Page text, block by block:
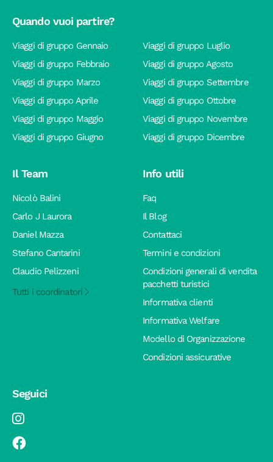
Quando vuoi partire?
Viaggi di gruppo Gennaio
Viaggi di gruppo Febbraio
Viaggi di gruppo Marzo
Viaggi di gruppo Aprile
Viaggi di gruppo Maggio
Viaggi di gruppo Giugno
Viaggi di gruppo Luglio
Viaggi di gruppo Agosto
Viaggi di gruppo Settembre
Viaggi di gruppo Ottobre
Viaggi di gruppo Novembre
Viaggi di gruppo Dicembre
Il Team
Nicolò Balini
Carlo J Laurora
Daniel Mazza
Stefano Cantarini
Claudio Pelizzeni
Tutti i coordinatori
Info utili
Faq
Il Blog
Contattaci
Termini e condizioni
Condizioni generali di vendita
pacchetti turistici
Informativa clienti
Informativa Welfare
Modello di Organizzazione
Condizioni assicurative
Seguici